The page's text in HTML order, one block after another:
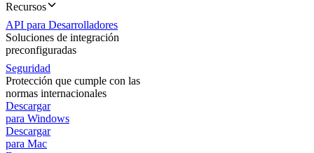
Recursos
API para Desarrolladores
Soluciones de integración
preconfiguradas
Seguridad
Protección que cumple con las
normas internacionales
Descargar
para Windows
Descargar
para Mac